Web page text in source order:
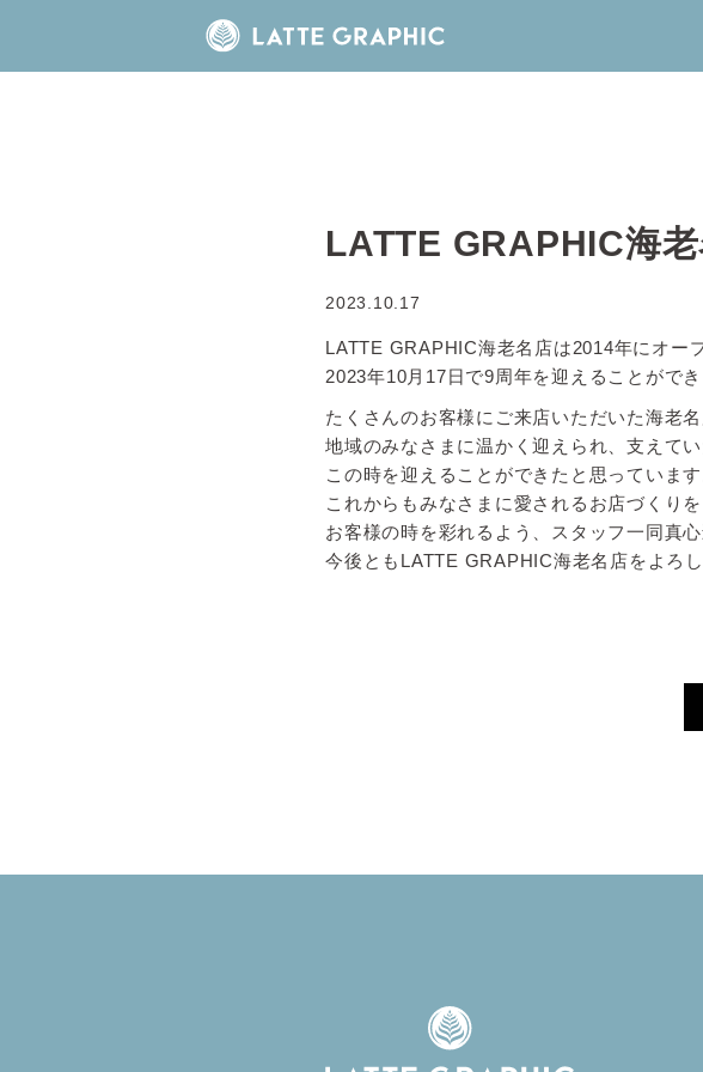
LATTE GRAPHIC海
2023.10.17
LATTE GRAPHIC海老名店は2014年にオー
2023年10月17日で9周年を迎えることができ
たくさんのお客様にご来店いただいた海老名
地域のみなさまに温かく迎えられ、支えてい
この時を迎えることができたと思っています
これからもみなさまに愛されるお店づくりを
お客様の時を彩れるよう、スタッフ一同真
今後ともLATTE GRAPHIC海老名店をよろし